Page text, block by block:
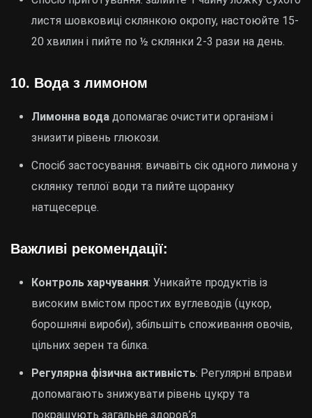
листя шовковиці склянкою окропу, настоюйте 15-
20 хвилин і пийте по ½ склянки 2-3 рази на день.
10. Вода з лимоном
Лимонна вода допомагає очистити організм і
знизити рівень глюкози.
Спосіб застосування: вичавіть сік одного лимона у
склянку теплої води та пийте щоранку
натщесерце.
Важливі рекомендації:
Контроль харчування: Уникайте продуктів із
високим вмістом простих вуглеводів (цукор,
борошняні вироби), збільшіть споживання овочів,
цільних зерен та білка.
Регулярна фізична активність: Регулярні вправи
допомагають знижувати рівень цукру та
покращують загальне здоров’я.